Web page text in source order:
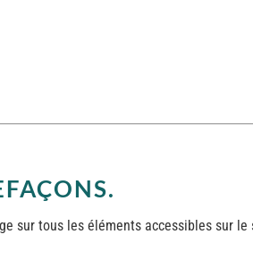
sur tous les éléments accessibles sur